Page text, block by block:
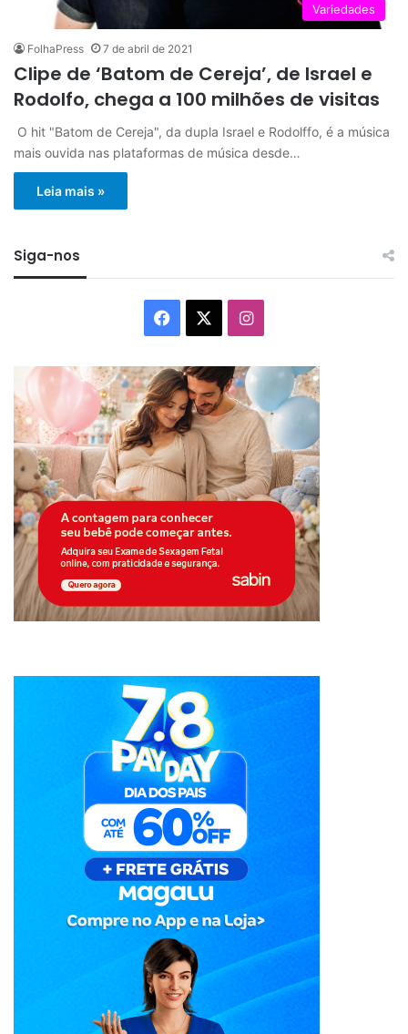
Variedades
FolhaPress 7 de abril de 2021
Clipe de ‘Batom de Cereja’, de Israel e
Rodolfo, chega a 100 milhões de visitas
O hit "Batom de Cereja", da dupla Israel e Rodolffo, é a música
mais ouvida nas plataformas de música desde…
Leia mais »
Siga-nos
Facebook Instagram